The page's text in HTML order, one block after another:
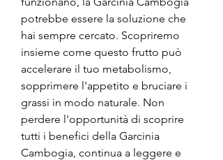
potrebbe essere la soluzione che
hai sempre cercato. Scopriremo
insieme come questo frutto può
accelerare il tuo metabolismo,
sopprimere l'appetito e bruciare i
grassi in modo naturale. Non
perdere l'opportunità di scoprire
tutti i benefici della Garcinia
Cambogia, continua a leggere e